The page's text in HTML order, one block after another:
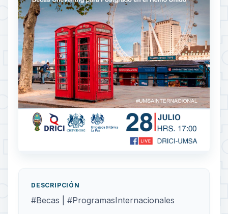
DESCRIPCIÓN
#Becas | #ProgramasInternacionales